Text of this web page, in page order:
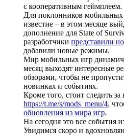
с кооперативным геймплеем.
Для поклонников мобильных
известие – в этом месяце
дополнение для State of
разработчики представили
добавили новые режимы.
Мир мобильных игр
месяц выходят интересные
обзорами, чтобы не
новинках и событиях.
Кроме того, стоит следить
https://t.me/s/mods_menu/4,
обновления из мира игр.
На сегодня это все события
Увидимся скоро и